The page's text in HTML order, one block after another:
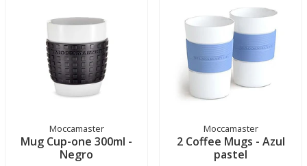
Moccamaster
Mug Cup-one 300ml -
Negro
Moccamaster
2 Coffee Mugs - Azul
pastel